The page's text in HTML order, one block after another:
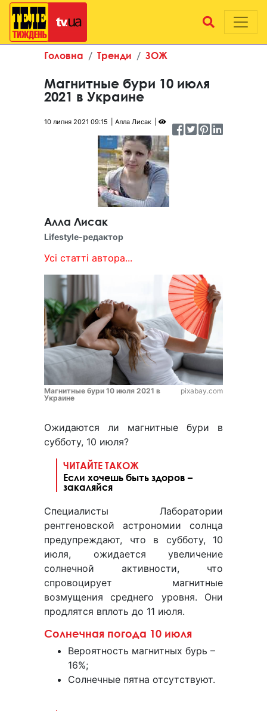
Головна Тренди ЗОЖ
Магнитные бури 10 июля
2021 в Украине
10 липня 2021 09:15 Алла Лисак
Алла Лисак
Lifestyle-редактор
Усі статті автора...
Магнитные бури 10 июля 2021 в
Украине
pixabay.com
Ожидаются ли магнитные бури в
субботу, 10 июля?
ЧИТАЙТЕ ТАКОЖ
Если хочешь быть здоров –
закаляйся
Специалисты Лаборатории
рентгеновской астрономии солнца
предупреждают, что в субботу, 10
июля, ожидается увеличение
солнечной активности, что
спровоцирует магнитные
возмущения среднего уровня. Они
продлятся вплоть до 11 июля.
Солнечная погода 10 июля
Вероятность магнитных бурь –
16%;
Солнечные пятна отсутствуют.